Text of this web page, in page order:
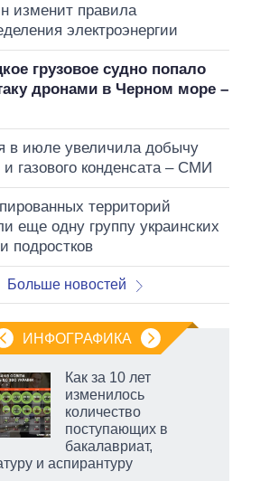
изменит правила
электроэнергии
грузовое судно попало
дронами в Черном море –
в июле увеличила добычу
газового конденсата – СМИ
территорий
еще одну группу украинских
подростков
Больше новостей
ИНФОГРАФИКА
Как за 10 лет
изменилось
количество
поступающих в
бакалавриат,
и аспирантуру